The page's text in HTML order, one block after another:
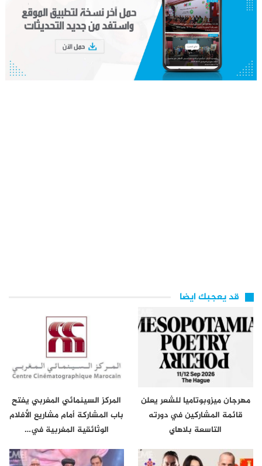
قد يعجبك ايضا
مهرجان ميزوبوتاميا للشعر يعلن
قائمة المشاركين في دورته
التاسعة بلاهاي
المركز السينمائي المغربي يفتح
باب المشاركة أمام مشاريع الأفلام
الوثائقية المغربية في…